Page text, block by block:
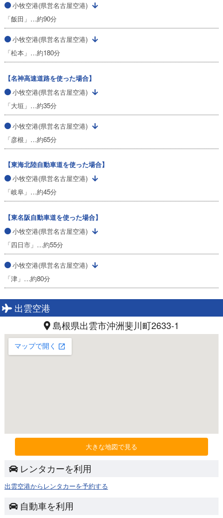
小牧空港(県営名古屋空港)
「飯田」…約90分
小牧空港(県営名古屋空港)
「松本」…約180分
【名神高速道路を使った場合】
小牧空港(県営名古屋空港)
「大垣」…約35分
小牧空港(県営名古屋空港)
「彦根」…約65分
【東海北陸自動車道を使った場合】
小牧空港(県営名古屋空港)
「岐阜」…約45分
【東名阪自動車道を使った場合】
小牧空港(県営名古屋空港)
「四日市」…約55分
小牧空港(県営名古屋空港)
「津」…約80分
出雲空港
島根県出雲市沖洲斐川町2633-1
大きな地図で見る
レンタカーを利用
出雲空港からレンタカーを予約する
自動車を利用